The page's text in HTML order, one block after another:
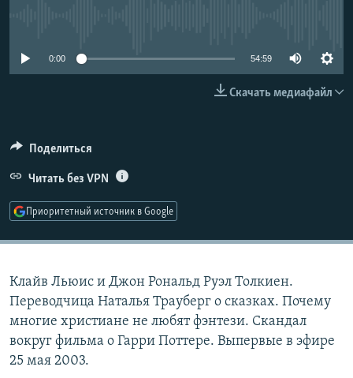
0:00 54:59
Скачать медиафайл
Поделиться
Читать без VPN
Приоритетный источник в Google
Клайв Льюис и Джон Рональд Руэл Толкиен.
Переводчица Наталья Трауберг о сказках. Почему
многие христиане не любят фэнтези. Скандал
вокруг фильма о Гарри Поттере. Выпервые в эфире
25 мая 2003.